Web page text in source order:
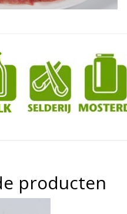
producten